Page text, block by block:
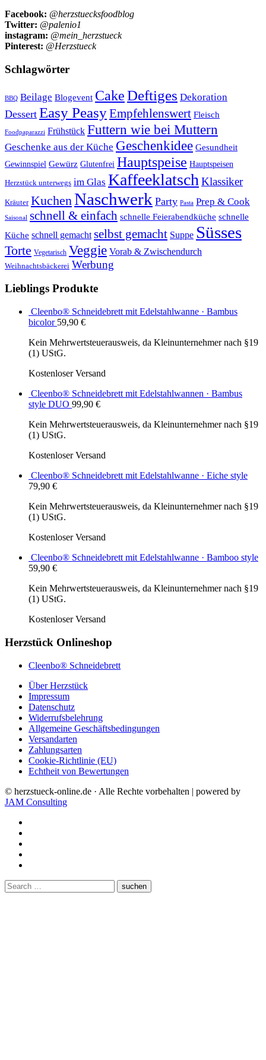
Facebook: @herzstuecksfoodblog
Twitter: @palenio1
instagram: @mein_herzstueck
Pinterest: @Herzstueck
Schlagwörter
BBQ Beilage Blogevent CakeDeftiges Dekoration
Dessert Easy PeasyEmpfehlenswert Fleisch
Foodpaparazzi Frühstück Futtern wie bei Muttern
Geschenke aus der Küche Geschenkidee Gesundheit
Gewinnspiel Gewürz Glutenfrei Hauptspeise Hauptspeisen
Herzstück unterwegs im Glas Kaffeeklatsch Klassiker
Kräuter Kuchen Naschwerk Party Pasta Prep & Cook
Saisonal schnell & einfach schnelle Feierabendküche schnelle
Küche schnell gemacht selbst gemacht Suppe Süsses
Torte Vegetarisch Veggie Vorab & Zwischendurch
Weihnachtsbäckerei Werbung
Lieblings Produkte
Cleenbo® Schneidebrett mit Edelstahlwanne · Bambus
bicolor 59,90 €
Kein Mehrwertsteuerausweis, da Kleinunternehmer nach §19
(1) UStG.
Kostenloser Versand
Cleenbo® Schneidebrett mit Edelstahlwannen · Bambus
style DUO 99,90 €
Kein Mehrwertsteuerausweis, da Kleinunternehmer nach §19
(1) UStG.
Kostenloser Versand
Cleenbo® Schneidebrett mit Edelstahlwanne · Eiche style
79,90 €
Kein Mehrwertsteuerausweis, da Kleinunternehmer nach §19
(1) UStG.
Kostenloser Versand
Cleenbo® Schneidebrett mit Edelstahlwanne · Bamboo style
59,90 €
Kein Mehrwertsteuerausweis, da Kleinunternehmer nach §19
(1) UStG.
Kostenloser Versand
Herzstück Onlineshop
Cleenbo® Schneidebrett
Über Herzstück
Impressum
Datenschutz
Widerrufsbelehrung
Allgemeine Geschäftsbedingungen
Versandarten
Zahlungsarten
Cookie-Richtlinie (EU)
Echtheit von Bewertungen
© herzstueck-online.de · Alle Rechte vorbehalten | powered by
JAM Consulting